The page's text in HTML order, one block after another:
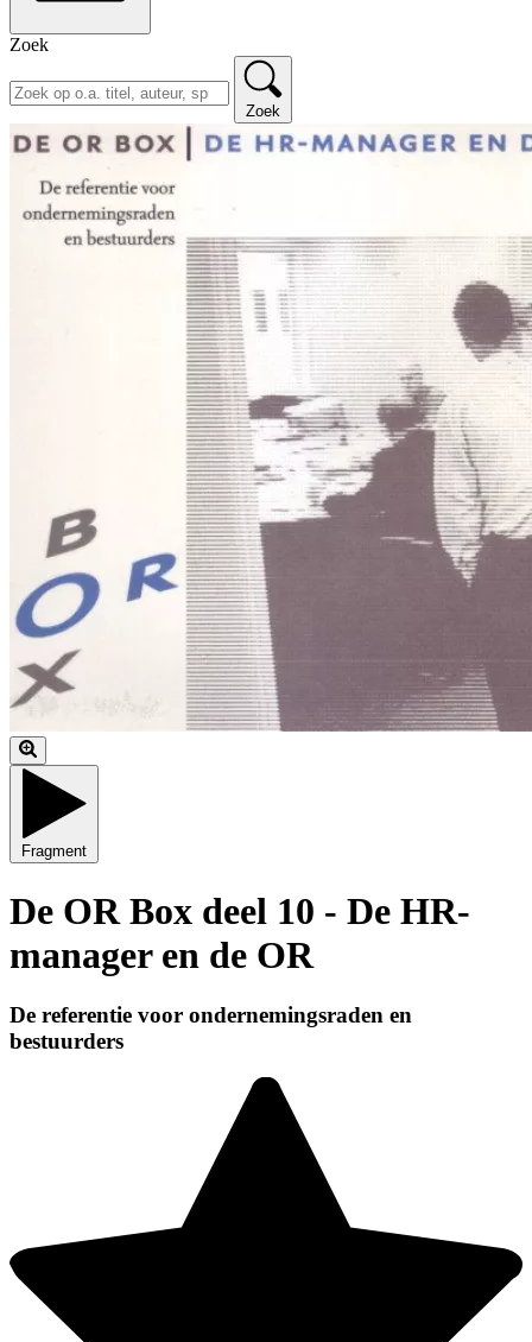
Zoek
Zoek
Fragment
De OR Box deel 10 - De HR-
manager en de OR
De referentie voor ondernemingsraden en
bestuurders